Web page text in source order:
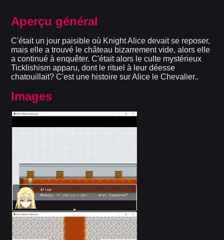
Aperçu général
C'était un jour paisible où Knight Alice devait se reposer,
mais elle a trouvé le château bizarrement vide, alors elle
a continué à enquêter. C'était alors le culte mystérieux
Ticklishism apparu, dont le rituel à leur déesse
chatouillait? C'est une histoire sur Alice le Chevalier..
Images